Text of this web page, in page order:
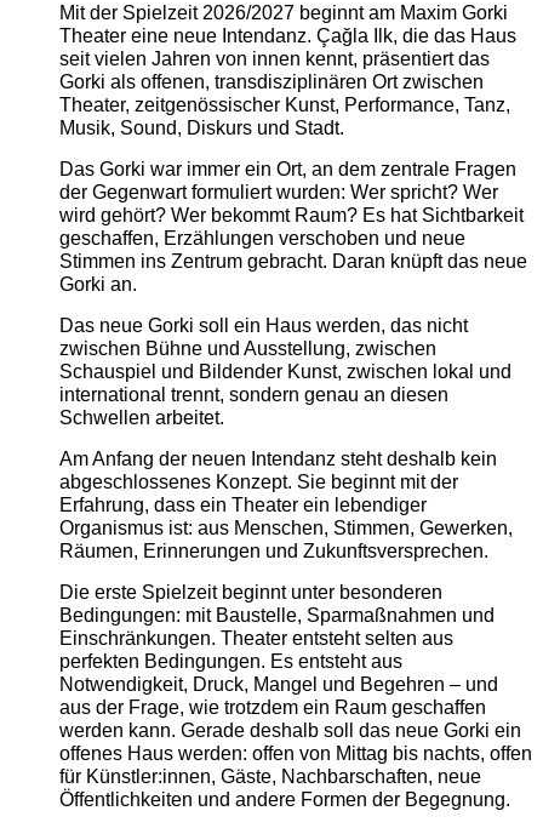
Mit der Spielzeit 2026/2027 beginnt am Maxim Gorki
Theater eine neue Intendanz. Çağla Ilk, die das Haus
seit vielen Jahren von innen kennt, präsentiert das
Gorki als offenen, transdisziplinären Ort zwischen
Theater, zeitgenössischer Kunst, Performance, Tanz,
Musik, Sound, Diskurs und Stadt.
Das Gorki war immer ein Ort, an dem zentrale Fragen
der Gegenwart formuliert wurden: Wer spricht? Wer
wird gehört? Wer bekommt Raum? Es hat Sichtbarkeit
geschaffen, Erzählungen verschoben und neue
Stimmen ins Zentrum gebracht. Daran knüpft das neue
Gorki an.
Das neue Gorki soll ein Haus werden, das nicht
zwischen Bühne und Ausstellung, zwischen
Schauspiel und Bildender Kunst, zwischen lokal und
international trennt, sondern genau an diesen
Schwellen arbeitet.
Am Anfang der neuen Intendanz steht deshalb kein
abgeschlossenes Konzept. Sie beginnt mit der
Erfahrung, dass ein Theater ein lebendiger
Organismus ist: aus Menschen, Stimmen, Gewerken,
Räumen, Erinnerungen und Zukunftsversprechen.
Die erste Spielzeit beginnt unter besonderen
Bedingungen: mit Baustelle, Sparmaßnahmen und
Einschränkungen. Theater entsteht selten aus
perfekten Bedingungen. Es entsteht aus
Notwendigkeit, Druck, Mangel und Begehren – und
aus der Frage, wie trotzdem ein Raum geschaffen
werden kann. Gerade deshalb soll das neue Gorki ein
offenes Haus werden: offen von Mittag bis nachts, offen
für Künstler:innen, Gäste, Nachbarschaften, neue
Öffentlichkeiten und andere Formen der Begegnung.